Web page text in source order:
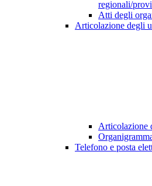
regionali/
Atti degli
Articolazione degli
Articolazione
Telefono e posta